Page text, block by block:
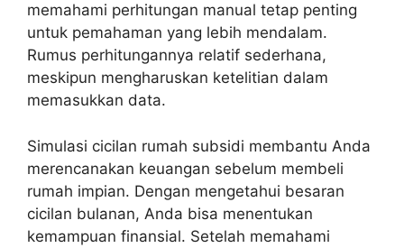
memahami perhitungan manual tetap penting
untuk pemahaman yang lebih mendalam.
Rumus perhitungannya relatif sederhana,
meskipun mengharuskan ketelitian dalam
memasukkan data.
Simulasi cicilan rumah subsidi membantu Anda
merencanakan keuangan sebelum membeli
rumah impian. Dengan mengetahui besaran
cicilan bulanan, Anda bisa menentukan
kemampuan finansial. Setelah memahami